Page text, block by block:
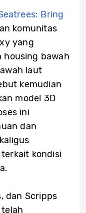
Bring
komunitas
yang
housing bawah
laut
kemudian
model 3D
ini
dan
kondisi
dan Scripps